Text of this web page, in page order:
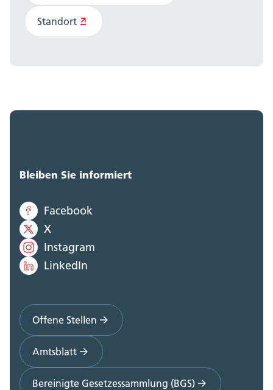
Standort
Bleiben Sie informiert
Facebook
X
Instagram
LinkedIn
Offene Stellen
Amtsblatt
Bereinigte Gesetzessammlung (BGS)